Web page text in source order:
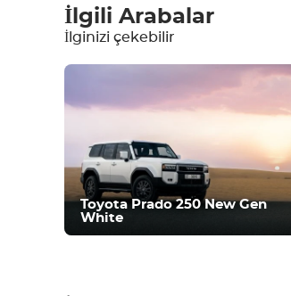
Ekipman
İklim Kontrolü
Sürüş
Durum
İlgili Arabalar
İlginizi çekebilir
Toyota Prado 250 New Gen
White